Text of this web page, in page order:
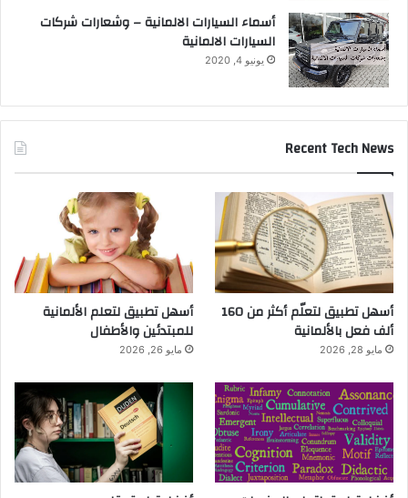
أسماء السيارات الالمانية – وشعارات شركات
السيارات الالمانية
يونيو 4, 2020
Recent Tech News
أسهل تطبيق لتعلّم أكثر من 160
ألف فعل بالألمانية
مايو 28, 2026
أسهل تطبيق لتعلم الألمانية
للمبتدئين والأطفال
مايو 26, 2026